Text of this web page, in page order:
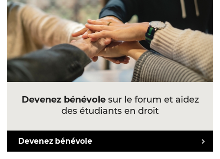
Devenez bénévolesur le forum et aidez
des étudiants en droit
Devenez bénévole